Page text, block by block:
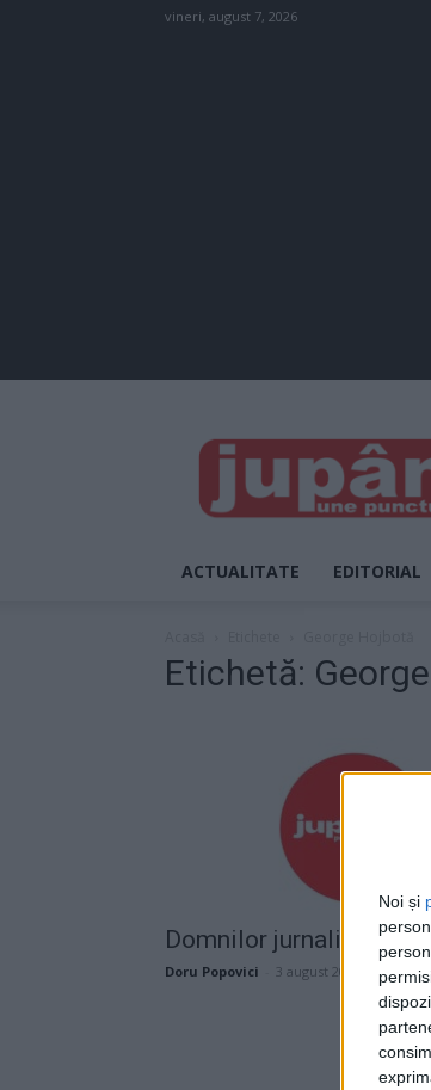
Noi și
vineri, august 7, 2026
ACTUALITATE EDITORIAL
Etichetă:
Domnilor jurnaliști,
Doru Popovici 3 august 2025